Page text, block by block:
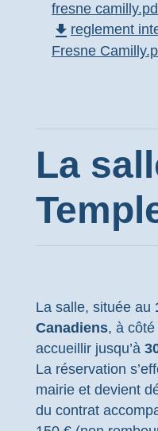
fresne
file_download reglement
Fresne
La
La salle, située au
Canadiens, à
accueillir jusqu’à
La réservation
mairie et devient
du contrat